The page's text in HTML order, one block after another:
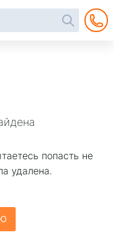
попаcть не
удалена.